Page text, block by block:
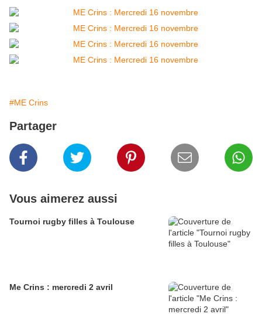
#ME Crins
Partager
Vous aimerez aussi
Tournoi rugby filles à Toulouse
Me Crins : mercredi 2 avril